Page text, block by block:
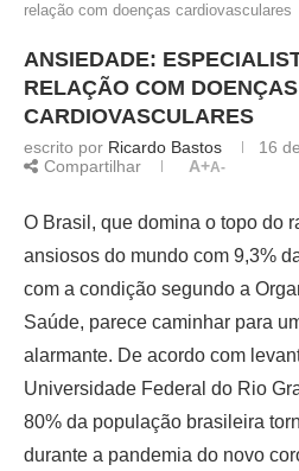
relação com doenças cardiovasculares
ANSIEDADE:
RELAÇÃO COM DOENÇAS
CARDIOVASCULARES
escrito por Ricardo Bastos
16
Compartilhar
A+A-
O Brasil, que domina o topo do
ansiosos do mundo com 9,3%
com a condição segundo a
Saúde, parece caminhar para
alarmante. De acordo com
Universidade Federal do Rio
80% da população brasileira
durante a pandemia do novo